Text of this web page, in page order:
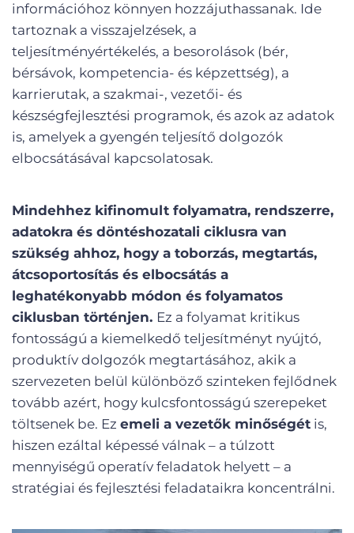
információhoz könnyen hozzájuthassanak. Ide
tartoznak a visszajelzések, a
teljesítményértékelés, a besorolások (bér,
bérsávok, kompetencia- és képzettség), a
karrierutak, a szakmai-, vezetői- és
készségfejlesztési programok, és azok az adatok
is, amelyek a gyengén teljesítő dolgozók
elbocsátásával kapcsolatosak.
Mindehhez kifinomult folyamatra, rendszerre,
adatokra és döntéshozatali ciklusra van
szükség ahhoz, hogy a toborzás, megtartás,
átcsoportosítás és elbocsátás a
leghatékonyabb módon és folyamatos
ciklusban történjen. Ez a folyamat kritikus
fontosságú a kiemelkedő teljesítményt nyújtó,
produktív dolgozók megtartásához, akik a
szervezeten belül különböző szinteken fejlődnek
tovább azért, hogy kulcsfontosságú szerepeket
töltsenek be. Ez emeli a vezetők minőségét is,
hiszen ezáltal képessé válnak – a túlzott
mennyiségű operatív feladatok helyett – a
stratégiai és fejlesztési feladataikra koncentrálni.